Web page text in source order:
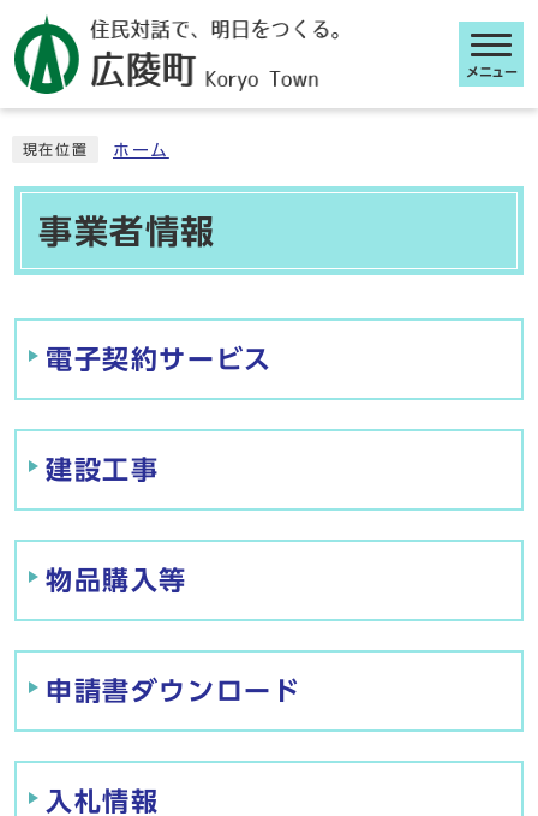
メニュー
現在位置 ホーム
事業者情報
メインメニュー
電子契約サービス
建設工事
物品購入等
申請書ダウンロード
入札情報